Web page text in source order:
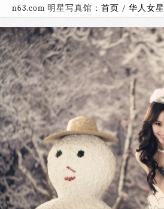
n63.com 明星写真馆： 首页 / 华人女星